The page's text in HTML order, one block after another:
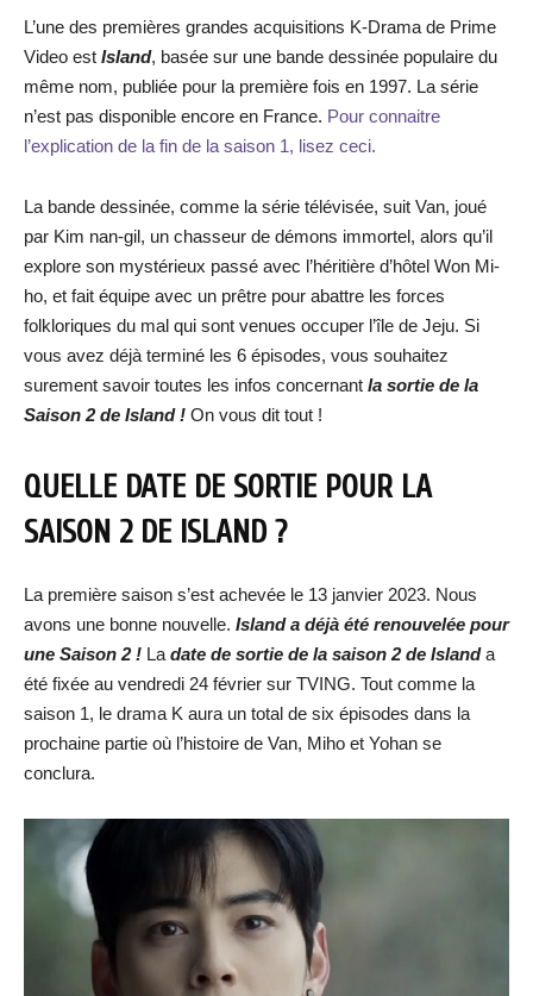
L’une des premières grandes acquisitions K-Drama de Prime
Video est Island, basée sur une bande dessinée populaire du
même nom, publiée pour la première fois en 1997. La série
n’est pas disponible encore en France. Pour connaitre
l’explication de la fin de la saison 1, lisez ceci.
La bande dessinée, comme la série télévisée, suit Van, joué
par Kim nan-gil, un chasseur de démons immortel, alors qu’il
explore son mystérieux passé avec l’héritière d’hôtel Won Mi-
ho, et fait équipe avec un prêtre pour abattre les forces
folkloriques du mal qui sont venues occuper l’île de Jeju. Si
vous avez déjà terminé les 6 épisodes, vous souhaitez
surement savoir toutes les infos concernant la sortie de la
Saison 2 de Island ! On vous dit tout !
QUELLE DATE DE SORTIE POUR LA
SAISON 2 DE ISLAND ?
La première saison s’est achevée le 13 janvier 2023. Nous
avons une bonne nouvelle. Island a déjà été renouvelée pour
une Saison 2 ! La date de sortie de la saison 2 de Islanda
été fixée au vendredi 24 février sur TVING. Tout comme la
saison 1, le drama K aura un total de six épisodes dans la
prochaine partie où l’histoire de Van, Miho et Yohan se
conclura.